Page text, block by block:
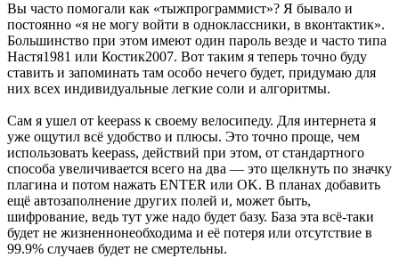
Вы часто помогали как «тыжпрограммист»? Я бывало и
постоянно «я не могу войти в одноклассники, в вконтактик».
Большинство при этом имеют один пароль везде и часто типа
Настя1981 или Костик2007. Вот таким я теперь точно буду
ставить и запоминать там особо нечего будет, придумаю для
них всех индивидуальные легкие соли и алгоритмы.
Сам я ушел от keepass к своему велосипеду. Для интернета я
уже ощутил всё удобство и плюсы. Это точно проще, чем
использовать keepass, действий при этом, от стандартного
способа увеличивается всего на два — это щелкнуть по значку
плагина и потом нажать ENTER или OK. В планах добавить
ещё автозаполнение других полей и, может быть,
шифрование, ведь тут уже надо будет базу. База эта всё-таки
будет не жизненнонеобходима и её потеря или отсутствие в
99.9% случаев будет не смертельны.